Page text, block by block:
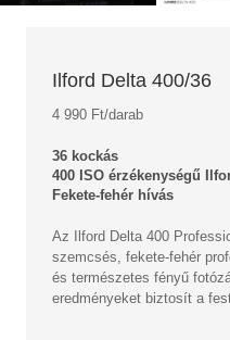
Ilford Delta 400/36
4 990 Ft/darab
36 kockás
400 ISO érzékenységű
Fekete-fehér hívás
Az Ilford Delta 400
szemcsés, fekete-fehér
és természetes fényű
eredményeket biztosít a